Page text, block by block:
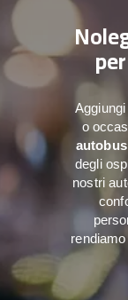
o
degli
nostri